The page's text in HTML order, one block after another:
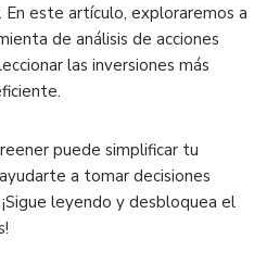
. En este artículo, exploraremos a
de análisis de acciones
las inversiones más
puede simplificar tu
a tomar decisiones
leyendo y desbloquea el